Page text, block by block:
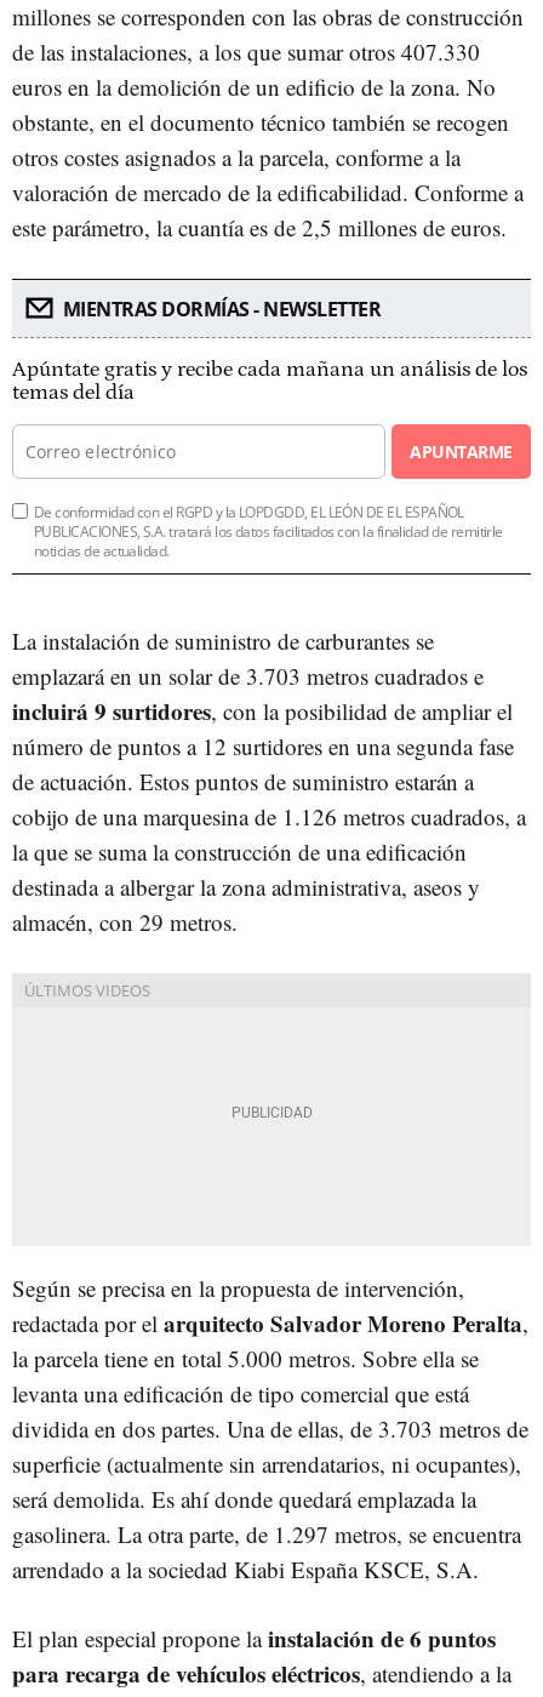
millones se corresponden con las obras de construcción
de las instalaciones, a los que sumar otros 407.330
euros en la demolición de un edificio de la zona. No
obstante, en el documento técnico también se recogen
otros costes asignados a la parcela, conforme a la
valoración de mercado de la edificabilidad. Conforme a
este parámetro, la cuantía es de 2,5 millones de euros.
MIENTRAS DORMÍAS - NEWSLETTER
Apúntate gratis y recibe cada mañana un análisis de los
temas del día
APUNTARME
De conformidad con el RGPD y la LOPDGDD, EL LEÓN DE EL ESPAÑOL
PUBLICACIONES, S.A. tratará los datos facilitados con la finalidad de remitirle
noticias de actualidad.
La instalación de suministro de carburantes se
emplazará en un solar de 3.703 metros cuadrados e
incluirá 9 surtidores, con la posibilidad de ampliar el
número de puntos a 12 surtidores en una segunda fase
de actuación. Estos puntos de suministro estarán a
cobijo de una marquesina de 1.126 metros cuadrados, a
la que se suma la construcción de una edificación
destinada a albergar la zona administrativa, aseos y
almacén, con 29 metros.
Según se precisa en la propuesta de intervención,
redactada por el arquitecto Salvador Moreno Peralta,
la parcela tiene en total 5.000 metros. Sobre ella se
levanta una edificación de tipo comercial que está
dividida en dos partes. Una de ellas, de 3.703 metros de
superficie (actualmente sin arrendatarios, ni ocupantes),
será demolida. Es ahí donde quedará emplazada la
gasolinera. La otra parte, de 1.297 metros, se encuentra
arrendado a la sociedad Kiabi España KSCE, S.A.
El plan especial propone lainstalación de 6 puntos
para recarga de vehículos eléctricos, atendiendo a la